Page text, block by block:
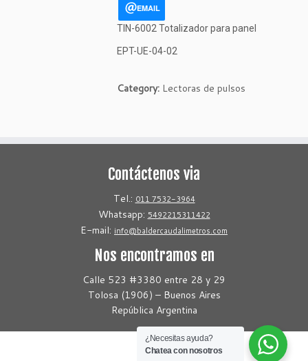
EMAIL
TIN-6002 Totalizador para panel
EPT-UE-04-02
Category: Lectoras de pulsos
Contáctenos via
Tel.: 011 7532-3964
Whatsapp: 5492215311422
E-mail: info@baldercaudalimetros.com
Nos encontramos en
Calle 523 #3380 entre 28 y 29
Tolosa (1906) – Buenos Aires
República Argentina
¿Necesitas ayuda?
Chatea con nosotros